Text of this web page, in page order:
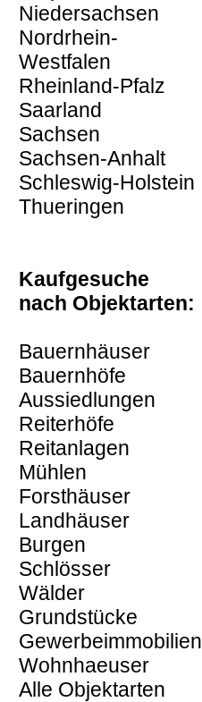
Niedersachsen
Nordrhein-
Westfalen
Rheinland-Pfalz
Saarland
Sachsen
Sachsen-Anhalt
Schleswig-Holstein
Thueringen
Kaufgesuche
nach Objektarten:
Bauernhäuser
Bauernhöfe
Aussiedlungen
Reiterhöfe
Reitanlagen
Mühlen
Forsthäuser
Landhäuser
Burgen
Schlösser
Wälder
Grundstücke
Gewerbeimmobilien
Wohnhaeuser
Alle Objektarten